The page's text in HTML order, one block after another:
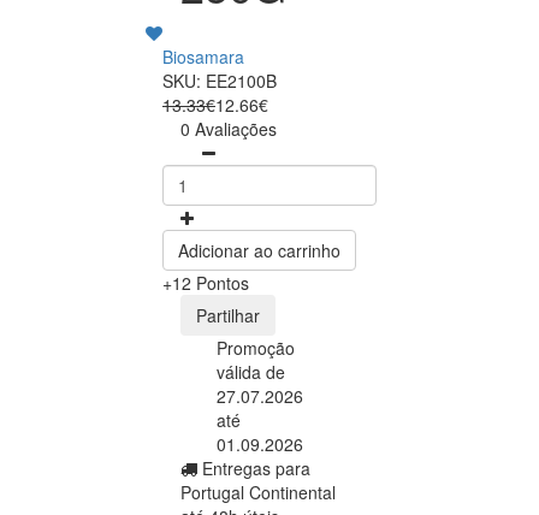
Biosamara
SKU: EE2100B
13.33€12.66€
0 Avaliações
Adicionar ao carrinho
+12 Pontos
Partilhar
Promoção
válida de
27.07.2026
até
01.09.2026
Entregas para
Portugal Continental